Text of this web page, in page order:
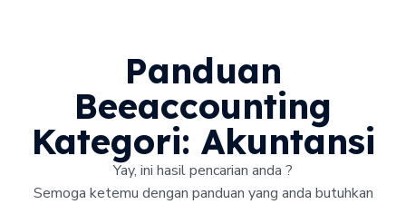
Panduan
Beeaccounting
Kategori: Akuntansi
Yay, ini hasil pencarian anda ?
Semoga ketemu dengan panduan yang anda butuhkan